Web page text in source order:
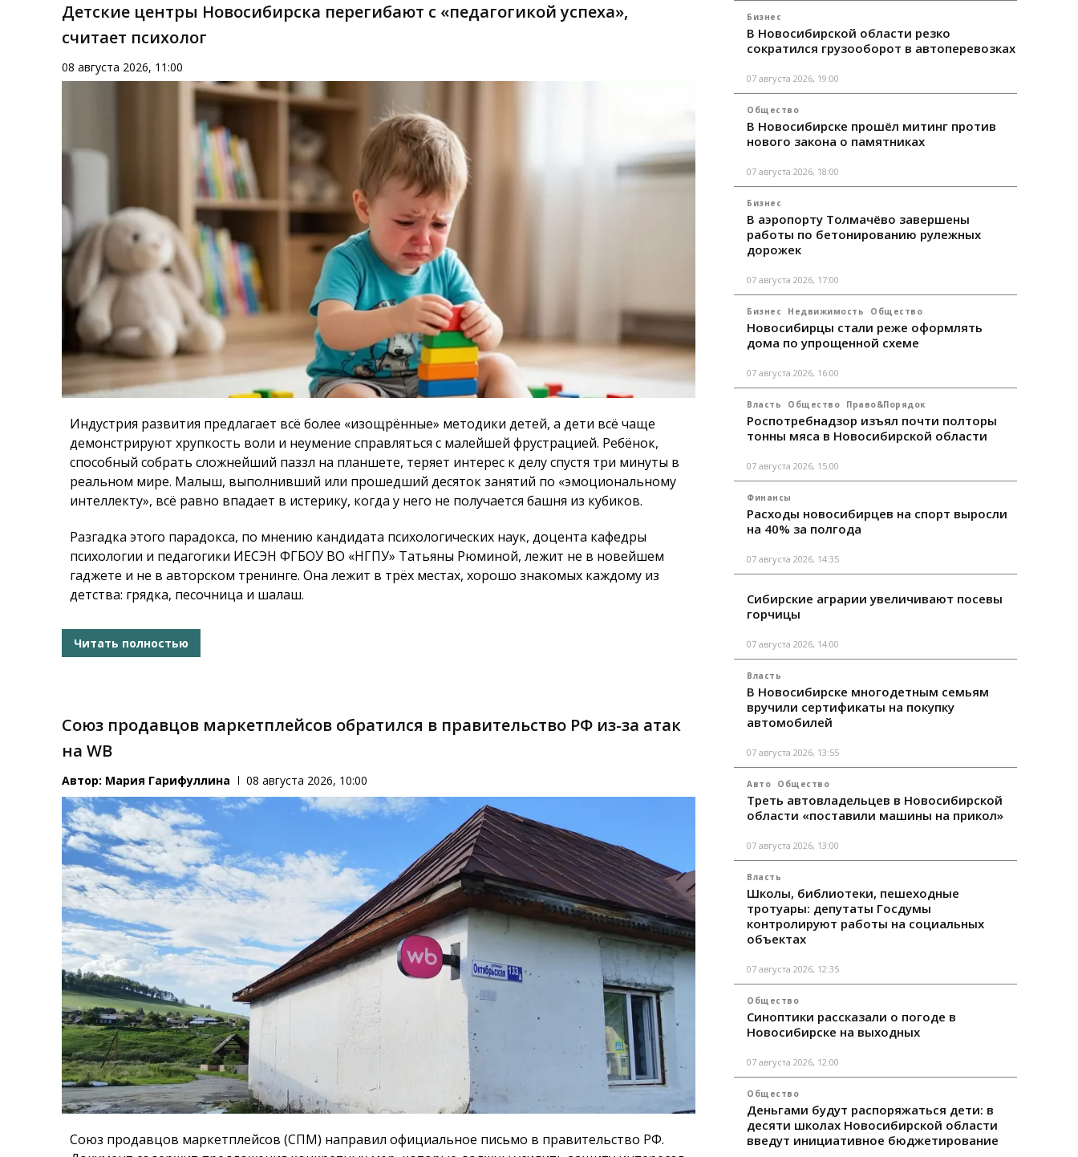
Детские центры Новосибирска перегибают с «педагогикой успеха»,
считает психолог
08 августа 2026, 11:00
Индустрия развития предлагает всё более «изощрённые» методики детей, а дети всё чаще
демонстрируют хрупкость воли и неумение справляться с малейшей фрустрацией. Ребёнок,
способный собрать сложнейший паззл на планшете, теряет интерес к делу спустя три минуты в
реальном мире. Малыш, выполнивший или прошедший десяток занятий по «эмоциональному
интеллекту», всё равно впадает в истерику, когда у него не получается башня из кубиков.
Разгадка этого парадокса, по мнению кандидата психологических наук, доцента кафедры
психологии и педагогики ИЕСЭН ФГБОУ ВО «НГПУ» Татьяны Рюминой, лежит не в новейшем
гаджете и не в авторском тренинге. Она лежит в трёх местах, хорошо знакомых каждому из
детства: грядка, песочница и шалаш.
Читать полностью
Союз продавцов маркетплейсов обратился в правительство РФ из-за атак
на WB
Автор: Мария Гарифуллина 08 августа 2026, 10:00
Союз продавцов маркетплейсов (СПМ) направил официальное письмо в правительство РФ.
Бизнес
В Новосибирской области резко
сократился грузооборот в автоперевозках
07 августа 2026, 19:00
Общество
В Новосибирске прошёл митинг против
нового закона о памятниках
07 августа 2026, 18:00
Бизнес
В аэропорту Толмачёво завершены
работы по бетонированию рулежных
дорожек
07 августа 2026, 17:00
Бизнес Недвижимость Общество
Новосибирцы стали реже оформлять
дома по упрощенной схеме
07 августа 2026, 16:00
Власть Общество Право&Порядок
Роспотребнадзор изъял почти полторы
тонны мяса в Новосибирской области
07 августа 2026, 15:00
Финансы
Расходы новосибирцев на спорт выросли
на 40% за полгода
07 августа 2026, 14:35
Сибирские аграрии увеличивают посевы
горчицы
07 августа 2026, 14:00
Власть
В Новосибирске многодетным семьям
вручили сертификаты на покупку
автомобилей
07 августа 2026, 13:55
Авто Общество
Треть автовладельцев в Новосибирской
области «поставили машины на прикол»
07 августа 2026, 13:00
Власть
Школы, библиотеки, пешеходные
тротуары: депутаты Госдумы
контролируют работы на социальных
объектах
07 августа 2026, 12:35
Общество
Синоптики рассказали о погоде в
Новосибирске на выходных
07 августа 2026, 12:00
Общество
Деньгами будут распоряжаться дети: в
десяти школах Новосибирской области
введут инициативное бюджетирование